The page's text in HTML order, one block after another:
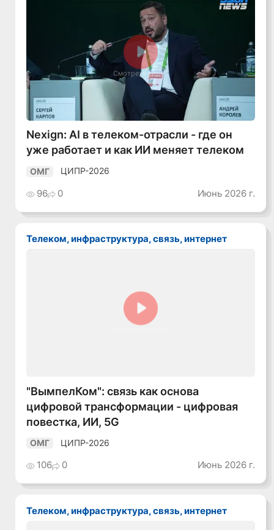
Смотреть видео
Nexign: AI в телеком-отрасли - где он
уже работает и как ИИ меняет телеком
ОМГ ЦИПР-2026
96 0 Июнь 2026 г.
Телеком, инфраструктура, связь, интернет
"ВымпелКом": связь как основа
цифровой трансформации - цифровая
повестка, ИИ, 5G
ОМГ ЦИПР-2026
106 0 Июнь 2026 г.
Телеком, инфраструктура, связь, интернет